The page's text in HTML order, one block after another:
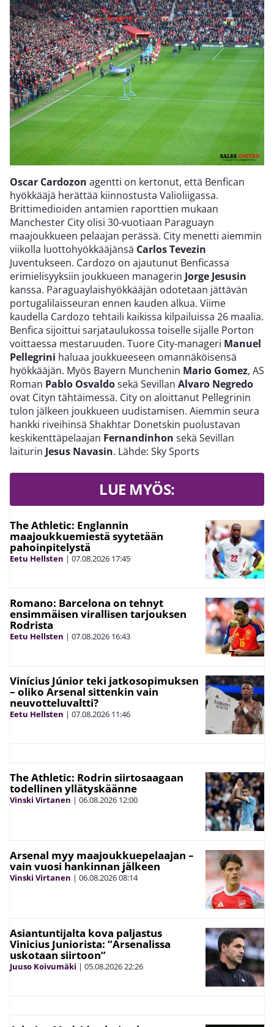
Oscar Cardozon agentti on kertonut, että Benfican
hyökkääjä herättää kiinnostusta Valioliigassa.
Brittimedioiden antamien raporttien mukaan
Manchester City olisi 30-vuotiaan Paraguayn
maajoukkueen pelaajan perässä. City menetti aiemmin
viikolla luottohyökkääjänsä Carlos Tevezin
Juventukseen. Cardozo on ajautunut Benficassa
erimielisyyksiin joukkueen managerin Jorge Jesusin
kanssa. Paraguaylaishyökkääjän odotetaan jättävän
portugalilaisseuran ennen kauden alkua. Viime
kaudella Cardozo tehtaili kaikissa kilpailuissa 26 maalia.
Benfica sijoittui sarjataulukossa toiselle sijalle Porton
voittaessa mestaruuden. Tuore City-manageri Manuel
Pellegrini haluaa joukkueeseen omannäköisensä
hyökkääjän. Myös Bayern Munchenin Mario Gomez, AS
Roman Pablo Osvaldosekä Sevillan Alvaro Negredo
ovat Cityn tähtäimessä. City on aloittanut Pellegrinin
tulon jälkeen joukkueen uudistamisen. Aiemmin seura
hankki riveihinsä Shakhtar Donetskin puolustavan
keskikenttäpelaajan Fernandinhon sekä Sevillan
laiturin Jesus Navasin. Lähde: Sky Sports
LUE MYÖS:
The Athletic: Englannin
maajoukkuemiestä syytetään
pahoinpitelystä
Eetu Hellsten | 07.08.2026 17:45
Romano: Barcelona on tehnyt
ensimmäisen virallisen tarjouksen
Rodrista
Eetu Hellsten | 07.08.2026 16:43
Vinícius Júnior teki jatkosopimuksen
– oliko Arsenal sittenkin vain
neuvotteluvaltti?
Eetu Hellsten | 07.08.2026 11:46
The Athletic: Rodrin siirtosaagaan
todellinen yllätyskäänne
Vinski Virtanen | 06.08.2026 12:00
Arsenal myy maajoukkuepelaajan –
vain vuosi hankinnan jälkeen
Vinski Virtanen | 06.08.202608:14
Asiantuntijalta kova paljastus
Vinicius Juniorista: ”Arsenalissa
uskotaan siirtoon”
Juuso Koivumäki | 05.08.202622:26